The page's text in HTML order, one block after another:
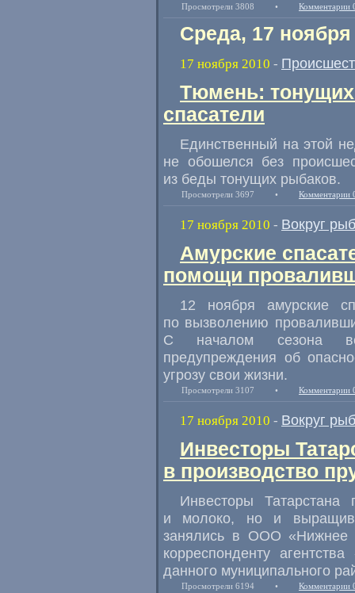
Просмотрели 3808 • Комментарии
Среда, 17 ноября
17 ноября 2010 -
Тюмень:
спасатели
Единственный на этой
не обошелся без
из беды тонущих рыбаков.
Просмотрели 3697 • Комментарии
17 ноября 2010 - Вокруг
Амурские
помощи
12 ноября амурские
по вызволению
С началом сезона
предупреждения об
угрозу свои жизни.
Просмотрели 3107 • Комментарии
17 ноября 2010 - Вокруг
Инвесторы
в производство
Инвесторы Татарстана
и молоко, но и
занялись в ООО «Нижнее
корреспонденту
данного муниципального
Просмотрели 6194 • Комментарии